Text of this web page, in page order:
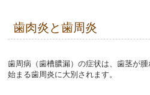
歯肉炎と歯周炎
歯周病（歯槽膿漏）の症状は、歯茎が
始まる歯周炎に大別されます。